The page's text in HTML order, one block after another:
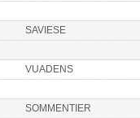
SAVIESE
VUADENS
SOMMENTIER